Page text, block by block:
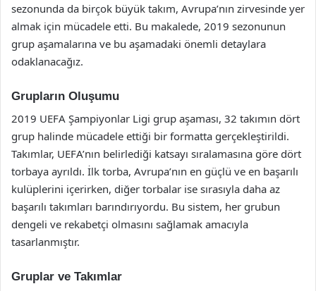
sezonunda da birçok büyük takım, Avrupa’nın zirvesinde yer
almak için mücadele etti. Bu makalede, 2019 sezonunun
grup aşamalarına ve bu aşamadaki önemli detaylara
odaklanacağız.
Grupların Oluşumu
2019 UEFA Şampiyonlar Ligi grup aşaması, 32 takımın dört
grup halinde mücadele ettiği bir formatta gerçekleştirildi.
Takımlar, UEFA’nın belirlediği katsayı sıralamasına göre dört
torbaya ayrıldı. İlk torba, Avrupa’nın en güçlü ve en başarılı
kulüplerini içerirken, diğer torbalar ise sırasıyla daha az
başarılı takımları barındırıyordu. Bu sistem, her grubun
dengeli ve rekabetçi olmasını sağlamak amacıyla
tasarlanmıştır.
Gruplar ve Takımlar